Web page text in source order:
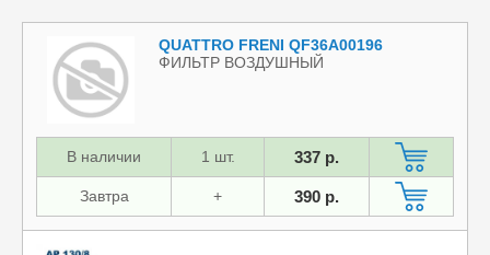
QUATTRO FRENI QF36A00196
ФИЛЬТР ВОЗДУШНЫЙ
В наличии 1 шт. 337 р.
Завтра + 390 р.